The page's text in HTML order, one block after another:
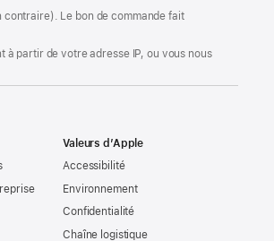
contraire). Le bon de commande fait
partir de votre adresse IP, ou vous nous
Valeurs d’Apple
Accessibilité
Environnement
Confidentialité
Chaîne logistique